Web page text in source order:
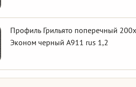
Профиль Грильято поперечный
Эконом черный А911 rus 1,2